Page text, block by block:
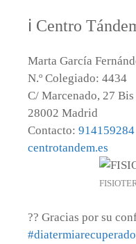
ℹ Centro
Marta García
N.º Colegiado: 4434
C/ Marcenado, 27
28002 Madrid
Contacto: 914159284
centrotandem.es
?? Gracias por su